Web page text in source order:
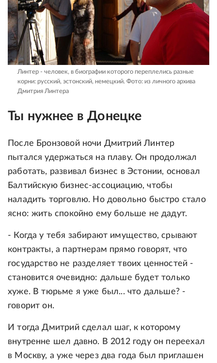
Линтер - человек, в биографии которого переплелись разные
корни: русский, эстонский, немецкий. Фото: из личного архива
Дмитрия Линтера
Ты нужнее в Донецке
После Бронзовой ночи Дмитрий Линтер
пытался удержаться на плаву. Он продолжал
работать, развивал бизнес в Эстонии, основал
Балтийскую бизнес-ассоциацию, чтобы
наладить торговлю. Но довольно быстро стало
ясно: жить спокойно ему больше не дадут.
- Когда у тебя забирают имущество, срывают
контракты, а партнерам прямо говорят, что
государство не разделяет твоих ценностей -
становится очевидно: дальше будет только
хуже. В тюрьме я уже был... что дальше? -
говорит он.
И тогда Дмитрий сделал шаг, к которому
внутренне шел давно. В 2012 году он переехал
в Москву, а уже через два года был приглашен